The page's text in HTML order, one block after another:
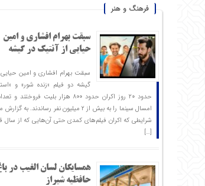
فرهنگ و هنر
سبقت بهرام افشاری و امین
حیایی از آنتیک در گیشه
سبقت بهرام افشاری و امین حیایی
گیشه دو فیلم «زنده شور» و
حدود ۲۰ روز اکران حدود ۸۰۰ هزار بلیت
امسال سینما را به بیش از ۲ میلیون نفر رساندند.
شرایطی که اکران فیلم‌های کمدی حتی آن‌هایی که از سال
[…]
همسایگان لسان الغیب در
حافظیه شیراز